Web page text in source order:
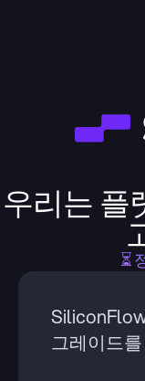
우리는 플
⏳
그레이드